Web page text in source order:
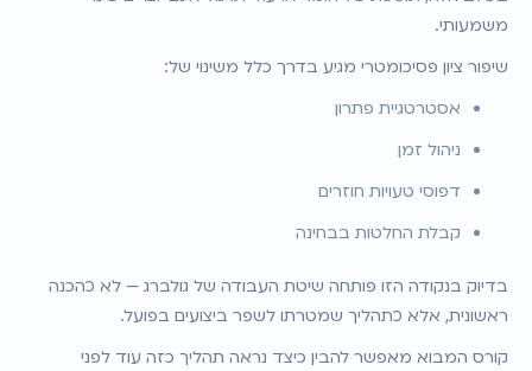
משמעותי.
שיפור ציון פסיכומטרי מגיע בדרך כלל משינוי של:
אסטרטגיית פתרון
ניהול זמן
דפוסי טעויות חוזרים
קבלת החלטות בבחינה
בדיוק בנקודה הזו פותחה שיטת העבודה של גולברג — לא כהכנה
ראשונית, אלא כתהליך שמטרתו לשפר ביצועים בפועל.
קורס המבוא מאפשר להבין כיצד נראה תהליך כזה עוד לפני